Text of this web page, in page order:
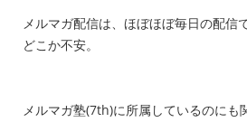
メルマガ配信は、ほぼほぼ毎日の配信
どこか不安。
メルマガ塾(7th)に所属しているのにも